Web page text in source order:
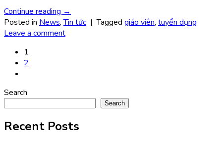
Continue reading →
Posted in News,Tin tức | Tagged giáo viên, tuyển dụng
Leave a comment
1
2
Search
Search
Recent Posts